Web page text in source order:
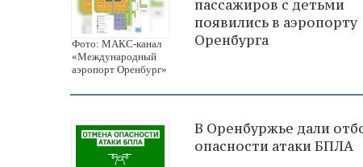
Фото: МАКС-канал
«Международный
аэропорт Оренбург»
пассажиров с детьми
появились в аэропорту
Оренбурга
В Оренбуржье дали
опасности атаки БПЛА